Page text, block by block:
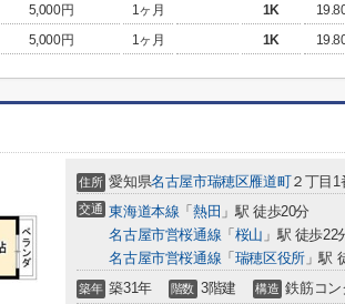
5,000円 1ヶ月 1K
5,000円 1ヶ月 1K
住所 愛知県名古屋市瑞穂区雁道町２丁目1
交通 東海道本線 「 熱田 」駅 徒歩20分
名古屋市営桜通線 「 桜山 」駅 徒歩22
名古屋市営桜通線 「 瑞穂区役所」駅
築年 築31年 階数 3階建 構造 鉄筋コン